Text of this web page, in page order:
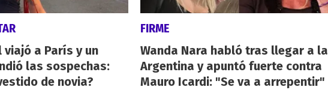
viajó a París y un
las sospechas:
de novia?
FIRME
Wanda Nara habló tras llegar a la
Argentina y apuntó fuerte contra
Mauro Icardi: "Se va a arrepentir"